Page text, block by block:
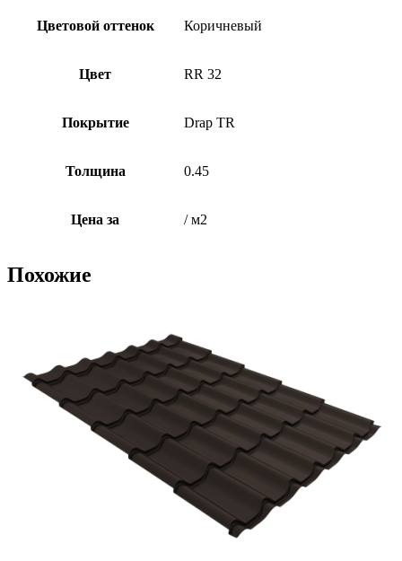
Цветовой оттенок Коричневый
Цвет RR 32
Покрытие Drap TR
Толщина 0.45
Цена за / м2
Похожие